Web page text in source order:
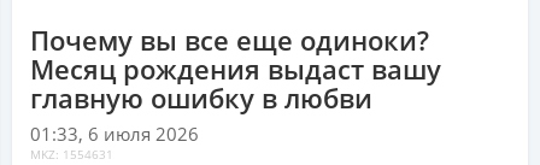
Почему вы все еще одиноки?
Месяц рождения выдаст вашу
главную ошибку в любви
01:33, 6 июля 2026
MKZ: 1554631